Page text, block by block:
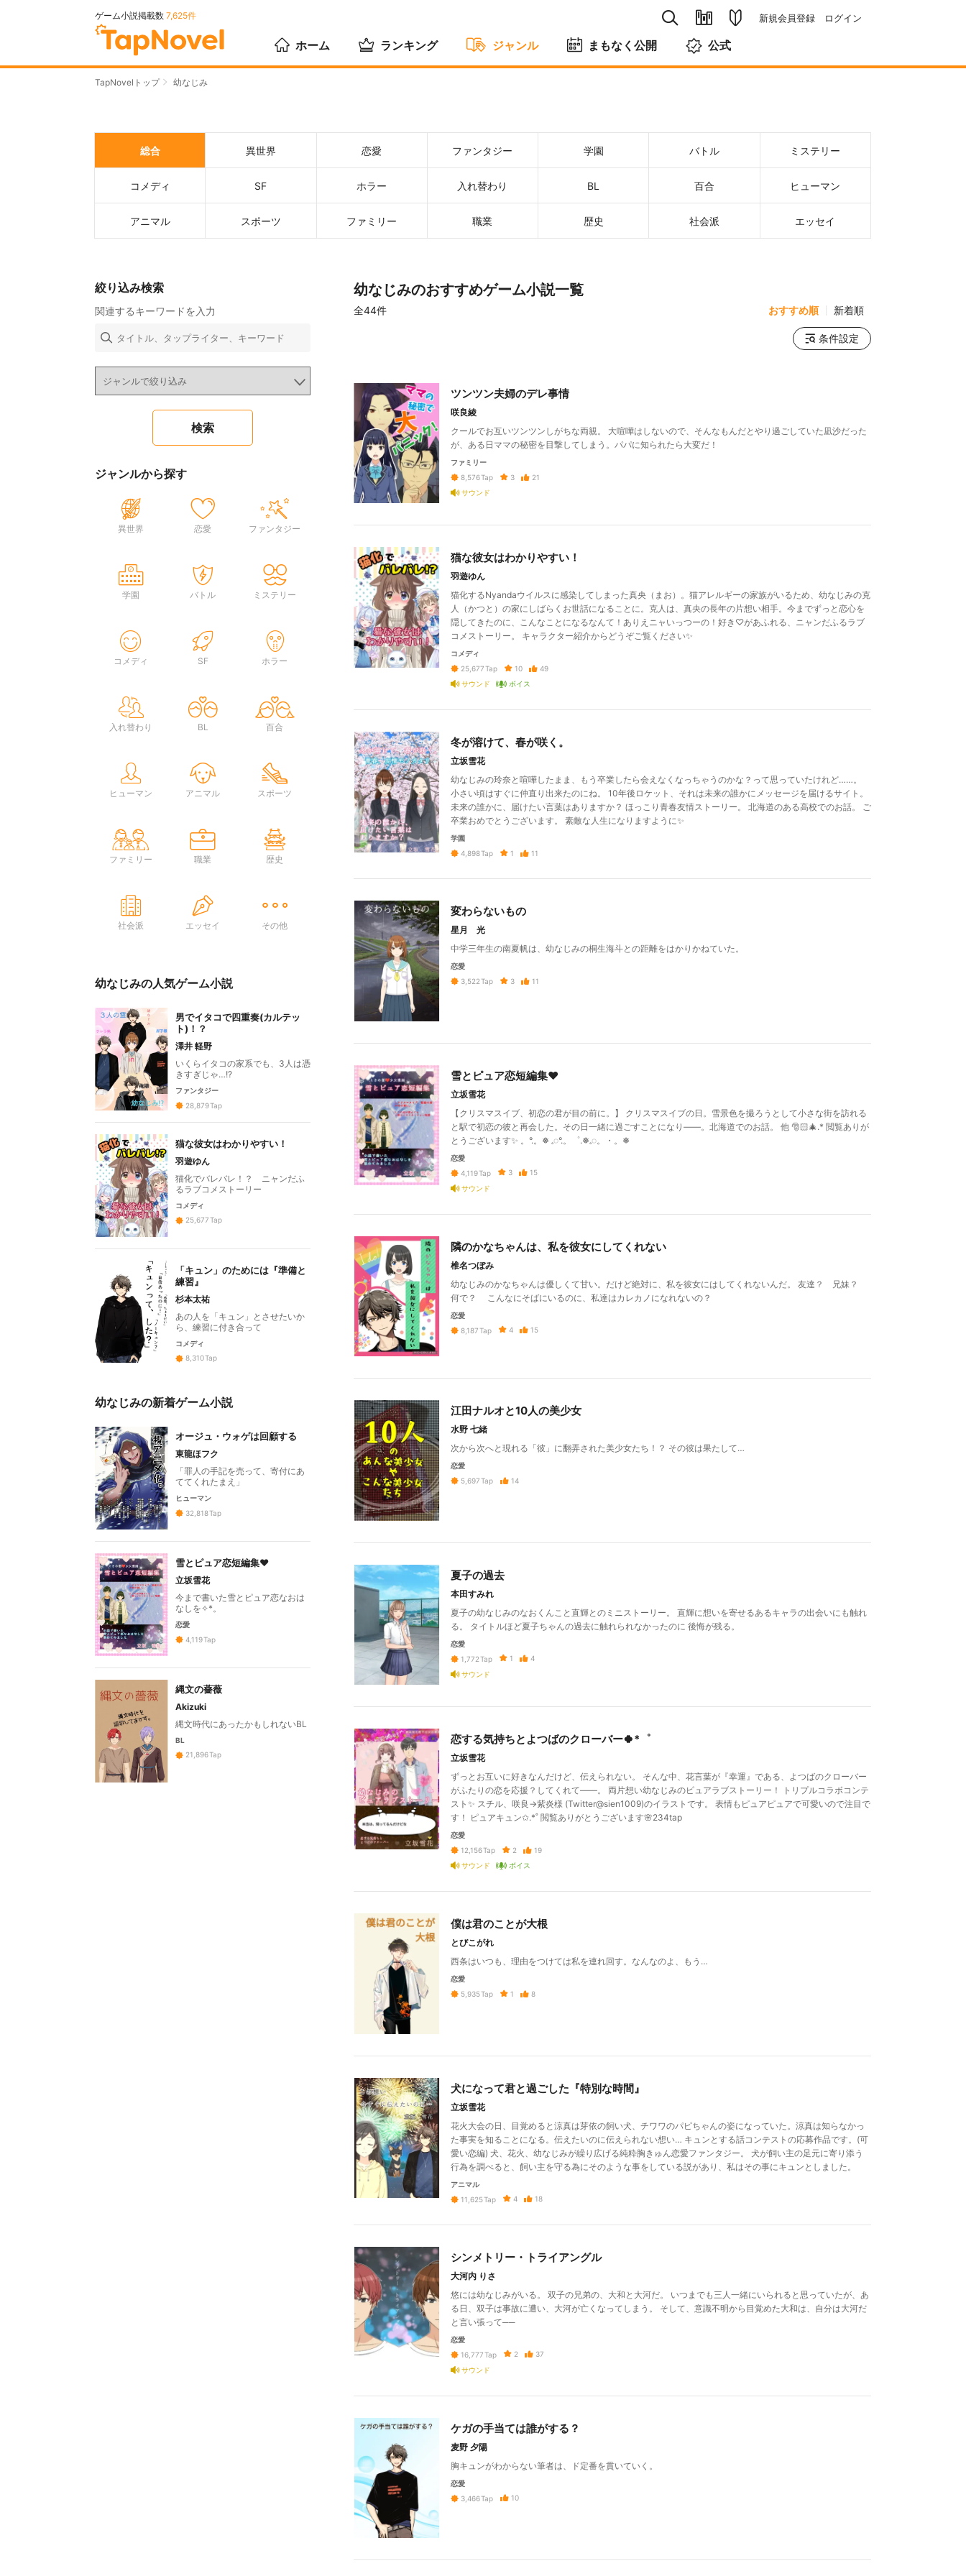
ゲーム小説掲載数 7,625件 新規会員登録 ログイン
ホーム ランキング ジャンル まもなく公開 公式
TapNovelトップ 幼なじみ
総合 異世界 恋愛 ファンタジー 学園 バトル ミステリー
コメディ SF ホラー 入れ替わり BL 百合 ヒューマン
アニマル スポーツ ファミリー 職業 歴史 社会派 エッセイ
幼なじみのおすすめゲーム小説一覧
全44件 おすすめ順 新着順
条件設定
ツンツン夫婦のデレ事情
咲良綾
クールでお互いツンツンしがちな両親。 大喧嘩はしないので、そんなもんだとやり過ごしていた凪沙だった
が、ある日ママの秘密を目撃してしまう。パパに知られたら大変だ！
ファミリー
8,576Tap 3
21
サウンド
猫な彼女はわかりやすい！
羽遊ゆん
猫化するNyandaウイルスに感染してしまった真央（まお）。猫アレルギーの家族がいるため、幼なじみの克
人（かつと）の家にしばらくお世話になることに。克人は、真央の長年の片想い相手。今までずっと恋心を
隠してきたのに、こんなことになるなんて！ありえニャいっつーの！好き♡があふれる、ニャンだふるラブ
コメストーリー。 キャラクター紹介からどうぞご覧ください✨
コメディ
25,677Tap 10
49
サウンド
ボイス
冬が溶けて、春が咲く。
立坂雪花
幼なじみの玲奈と喧嘩したまま、もう卒業したら会えなくなっちゃうのかな？って思っていたけれど……。
小さい頃はすぐに仲直り出来たのにね。 10年後ロケット、それは未来の誰かにメッセージを届けるサイト。
未来の誰かに、届けたい言葉はありますか？ ほっこり青春友情ストーリー。 北海道のある高校でのお話。 ご
卒業おめでとうございます。 素敵な人生になりますように✨
学園
4,898Tap 1 11
変わらないもの
星月 光
中学三年生の南夏帆は、幼なじみの桐生海斗との距離をはかりかねていた。
恋愛
3,522Tap 3 11
雪とピュア恋短編集❤
立坂雪花
【クリスマスイブ、初恋の君が目の前に。】 クリスマスイブの日。雪景色を撮ろうとして小さな街を訪れる
と駅で初恋の彼と再会した。その日一緒に過ごすことになり――。北海道でのお話。 他 🎅🏻🎄.* 閲覧ありが
とうございます✨ 。°.。❅ 𓈒◌°.。゜.❅𓈒◌。・。❅
恋愛
4,119Tap 3
15
サウンド
隣のかなちゃんは、私を彼女にしてくれない
椎名つぼみ
幼なじみのかなちゃんは優しくて甘い。だけど絶対に、私を彼女にはしてくれないんだ。 友達？ 兄妹？
何で？ こんなにそばにいるのに、私達はカレカノになれないの？
恋愛
8,187Tap 4 15
江田ナルオと10人の美少女
水野 七緒
次から次へと現れる「彼」に翻弄された美少女たち！？ その彼は果たして…
恋愛
5,697Tap 14
夏子の過去
本田すみれ
夏子の幼なじみのなおくんこと直輝とのミニストーリー。 直輝に想いを寄せるあるキャラの出会いにも触れ
る。 タイトルほど夏子ちゃんの過去に触れられなかったのに 後悔が残る。
恋愛
1,772Tap 1
4
サウンド
恋する気持ちとよつばのクローバー🍀*゜
立坂雪花
ずっとお互いに好きなんだけど、伝えられない。 そんな中、花言葉が『幸運』である、よつばのクローバー
がふたりの恋を応援？してくれて――。 両片想い幼なじみのピュアラブストーリー！ トリプルコラボコンテ
スト✨ スチル、咲良→紫炎様 (Twitter@sien1009)のイラストです。 表情もピュアピュアで可愛いので注目で
す！ ピュアキュン✩.*˚ 閲覧ありがとうございます🌸234tap
恋愛
12,156Tap 2
19
サウンド
ボイス
僕は君のことが大根
とびこがれ
西条はいつも、理由をつけては私を連れ回す。なんなのよ、もう…
恋愛
5,935Tap 1 8
犬になって君と過ごした『特別な時間』
立坂雪花
花火大会の日、目覚めると涼真は芽依の飼い犬、チワワのパピちゃんの姿になっていた。涼真は知らなかっ
た事実を知ることになる。伝えたいのに伝えられない想い… キュンとする話コンテストの応募作品です。(可
愛い恋編) 犬、花火、幼なじみが繰り広げる純粋胸きゅん恋愛ファンタジー。 犬が飼い主の足元に寄り添う
行為を調べると、飼い主を守る為にそのような事をしている説があり、私はその事にキュンとしました。
アニマル
11,625Tap 4 18
シンメトリー・トライアングル
大河内 りさ
悠には幼なじみがいる。 双子の兄弟の、大和と大河だ。 いつまでも三人一緒にいられると思っていたが、あ
る日、双子は事故に遭い、大河が亡くなってしまう。 そして、意識不明から目覚めた大和は、自分は大河だ
と言い張って──
恋愛
16,777Tap 2
37
サウンド
ケガの手当ては誰がする？
麦野 夕陽
胸キュンがわからない筆者は、ド定番を貫いていく。
恋愛
3,466Tap 10
絞り込み検索
関連するキーワードを入力
ジャンルから探す
異世界 恋愛 ファンタジー
学園 バトル ミステリー
コメディ SF ホラー
入れ替わり BL 百合
ヒューマン アニマル スポーツ
ファミリー 職業 歴史
社会派 エッセイ その他
幼なじみの人気ゲーム小説
男でイタコで四重奏(カルテッ
ト)！？
澤井 軽野
いくらイタコの家系でも、3人は憑
きすぎじゃ…!?
ファンタジー
28,879Tap
猫な彼女はわかりやすい！
羽遊ゆん
猫化でバレバレ！？ ニャンだふ
るラブコメストーリー
コメディ
25,677Tap
「キュン」のためには『準備と
練習』
杉本太祐
あの人を「キュン」とさせたいか
ら、練習に付き合って
コメディ
8,310Tap
幼なじみの新着ゲーム小説
オージュ・ウォゲは回顧する
東龍ほフク
「罪人の手記を売って、寄付にあ
ててくれたまえ」
ヒューマン
32,818Tap
雪とピュア恋短編集❤
立坂雪花
今まで書いた雪とピュア恋なおは
なしを✧︎*。
恋愛
4,119Tap
縄文の薔薇
Akizuki
縄文時代にあったかもしれないBL
BL
21,896Tap